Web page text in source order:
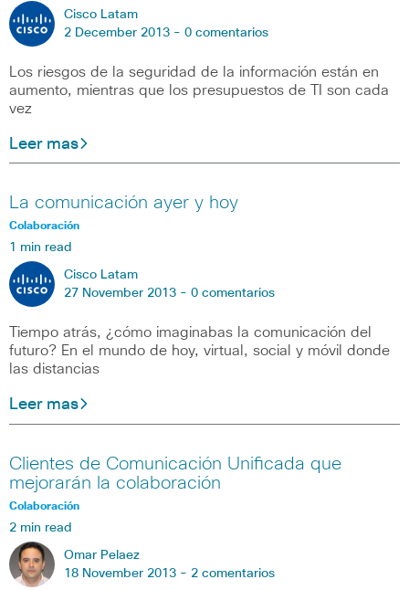
Cisco Latam
2 December 2013 - 0 comentarios
Los riesgos de la seguridad de la información están en
aumento, mientras que los presupuestos de TI son cada
vez
Leer mas
La comunicación ayer y hoy
Colaboración
1 min read
Cisco Latam
27 November 2013 - 0 comentarios
Tiempo atrás, ¿cómo imaginabas la comunicación del
futuro? En el mundo de hoy, virtual, social y móvil donde
las distancias
Leer mas
Clientes de Comunicación Unificada que
mejorarán la colaboración
Colaboración
2 min read
Omar Pelaez
18 November 2013 - 2 comentarios